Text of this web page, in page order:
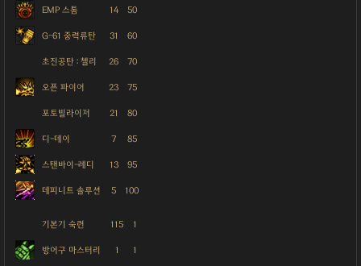
EMP 스톰 14 50
G-61 중력류탄 31 60
초진공탄 : 첼리 26 70
오픈 파이어 23 75
포토빌라이저 21 80
디-데이 7 85
스탠바이-레디 13 95
데피니트 솔루션 5 100
기본기 숙련 115 1
방어구 마스터리 1 1